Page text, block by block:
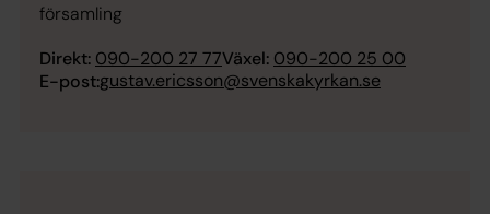
församling
Direkt: 090-200 27 77Växel: 090-200 25 00
E-post:gustav.ericsson@svenskakyrkan.se